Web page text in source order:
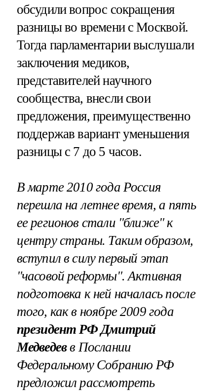
обсудили вопрос сокращения
разницы во времени с Москвой.
Тогда парламентарии выслушали
заключения медиков,
представителей научного
сообщества, внесли свои
предложения, преимущественно
поддержав вариант уменьшения
разницы с 7 до 5 часов.
В марте 2010 года Россия
перешла на летнее время, а пять
ее регионов стали "ближе" к
центру страны. Таким образом,
вступил в силу первый этап
"часовой реформы". Активная
подготовка к ней началась после
того, как в ноябре 2009 года
президент РФ Дмитрий
Медведевв Послании
Федеральному Собранию РФ
предложил рассмотреть